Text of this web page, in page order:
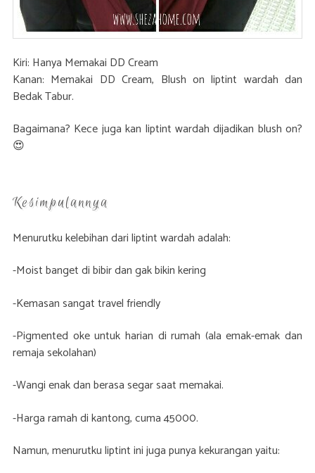
Kiri: Hanya Memakai DD Cream
Kanan: Memakai DD Cream, Blush on liptint wardah dan
Bedak Tabur.
Bagaimana? Kece juga kan liptint wardah dijadikan blush on?
😍
Kesimpulannya
Menurutku kelebihan dari liptint wardah adalah:
-Moist banget di bibir dan gak bikin kering
-Kemasan sangat travel friendly
-Pigmented oke untuk harian di rumah (ala emak-emak dan
remaja sekolahan)
-Wangi enak dan berasa segar saat memakai.
-Harga ramah di kantong, cuma 45000.
Namun, menurutku liptint ini juga punya kekurangan yaitu: